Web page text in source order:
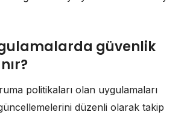
güvenlik
politikaları olan uygulamaları
düzenli olarak takip